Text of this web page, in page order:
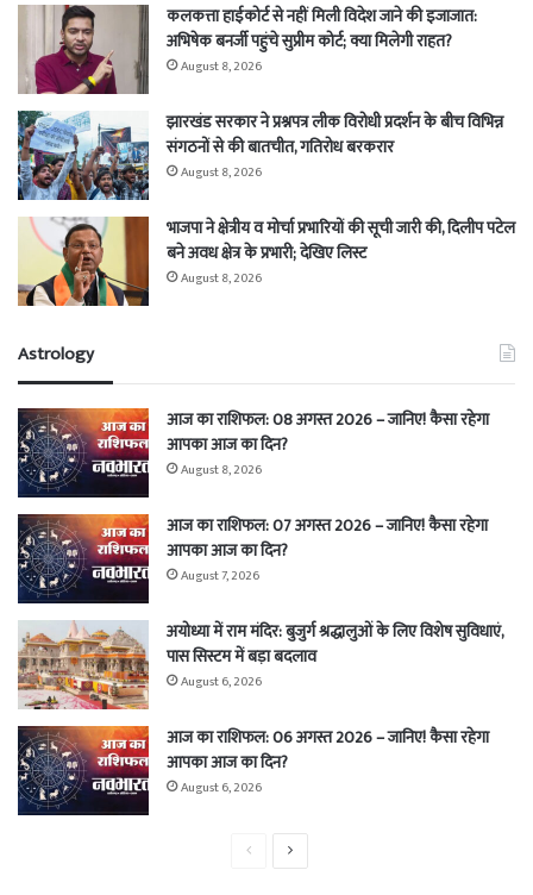
कलकत्ता हाईकोर्ट से नहीं मिली विदेश जाने की इजाजात:
अभिषेक बनर्जी पहुंचे सुप्रीम कोर्ट; क्या मिलेगी राहत?
August 8, 2026
झारखंड सरकार ने प्रश्नपत्र लीक विरोधी प्रदर्शन के बीच विभिन्न
संगठनों से की बातचीत, गतिरोध बरकरार
August 8, 2026
भाजपा ने क्षेत्रीय व मोर्चा प्रभारियों की सूची जारी की, दिलीप पटेल
बने अवध क्षेत्र के प्रभारी; देखिए लिस्ट
August 8, 2026
Astrology
आज का राशिफल: 08 अगस्त 2026 – जानिए! कैसा रहेगा
आपका आज का दिन?
August 8, 2026
आज का राशिफल: 07 अगस्त 2026 – जानिए! कैसा रहेगा
आपका आज का दिन?
August 7, 2026
अयोध्या में राम मंदिर: बुजुर्ग श्रद्धालुओं के लिए विशेष सुविधाएं,
पास सिस्टम में बड़ा बदलाव
August 6, 2026
आज का राशिफल: 06 अगस्त 2026 – जानिए! कैसा रहेगा
आपका आज का दिन?
August 6, 2026
PreviousNext